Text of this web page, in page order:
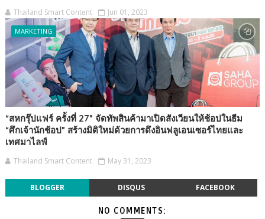
Thailand Smart Content Jun 01, 2023
MARKETING
“สหกรุ๊ปแฟร์ ครั้งที่ 27” จัดทัพสินค้ามาเปิดสังเวียนให้ช้อปในธีม
“ศึกเจ้านักช้อป” สร้างมิติใหม่ด้วยการดึงอินฟลูเอนเซอร์ไทยและ
เทศมาไลฟ์
Thailand Smart Content May 31, 2023
BLOGGER DISQUS FACEBOOK
NO COMMENTS: